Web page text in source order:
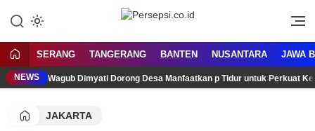
konten
SERANG TANGERANG BANTEN NUSANTARA JAWA
NEWS Wagub Dimyati Dorong Desa Manfaatkan p Tidur untuk Perkuat
JAKARTA